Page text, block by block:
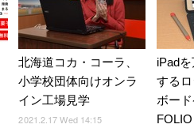
北海道コカ・コーラ、
小学校団体向けオンラ
イン工場見学
2021.2.17 Wed 14:15
iPad
する
ボー